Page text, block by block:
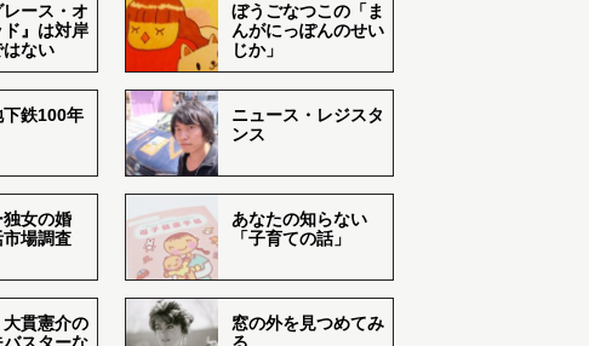
ース・オ
』は対岸
ない
ぼうごなつこの「ま
んがにっぽんのせい
じか」
下鉄100年
ニュース・レジスタ
ンス
女の婚
場調査
あなたの知らない
「子育ての話」
貫憲介の
窓の外を見つめてみ